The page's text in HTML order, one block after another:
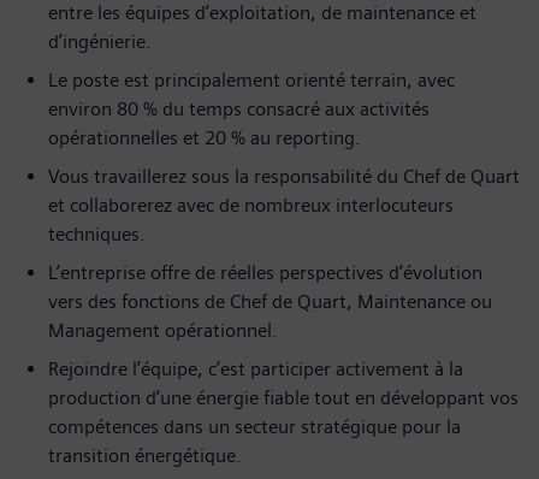
entre les équipes d’exploitation, de maintenance et
d’ingénierie.
Le poste est principalement orienté terrain, avec
environ 80 % du temps consacré aux activités
opérationnelles et 20 % au reporting.
Vous travaillerez sous la responsabilité du Chef de Quart
et collaborerez avec de nombreux interlocuteurs
techniques.
L’entreprise offre de réelles perspectives d’évolution
vers des fonctions de Chef de Quart, Maintenance ou
Management opérationnel.
Rejoindre l’équipe, c’est participer activement à la
production d’une énergie fiable tout en développant vos
compétences dans un secteur stratégique pour la
transition énergétique.